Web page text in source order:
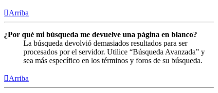
Arriba
¿Por qué mi búsqueda me devuelve una página en blanco?
La búsqueda devolvió demasiados resultados para ser
procesados por el servidor. Utilice “Búsqueda Avanzada” y
sea más específico en los términos y foros de su búsqueda.
Arriba